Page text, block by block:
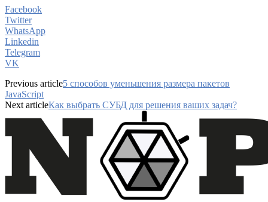
Facebook
Twitter
WhatsApp
Linkedin
Telegram
VK
Previous article5 способов уменьшения размера пакетов
JavaScript
Next articleКак выбрать СУБД для решения ваших задач?